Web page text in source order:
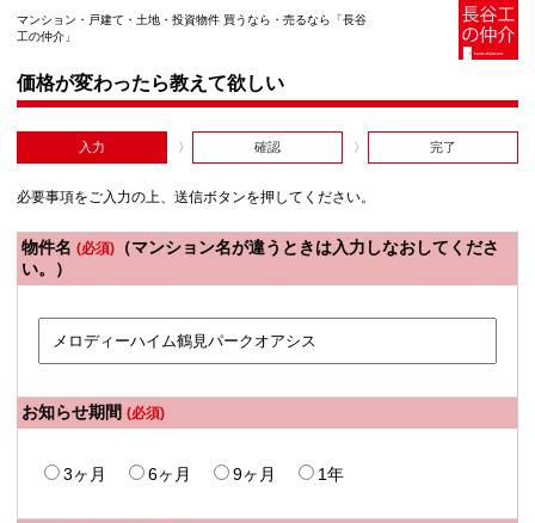
マンション・戸建て・土地・投資物件 買うなら・売るなら「長谷
工の仲介」
価格が変わったら教えて欲しい
入力 確認 完了
必要事項をご入力の上、送信ボタンを押してください。
物件名 (必須) （マンション名が違うときは入力しなおしてくださ
い。）
お知らせ期間 (必須)
3ヶ月 6ヶ月 9ヶ月 1年